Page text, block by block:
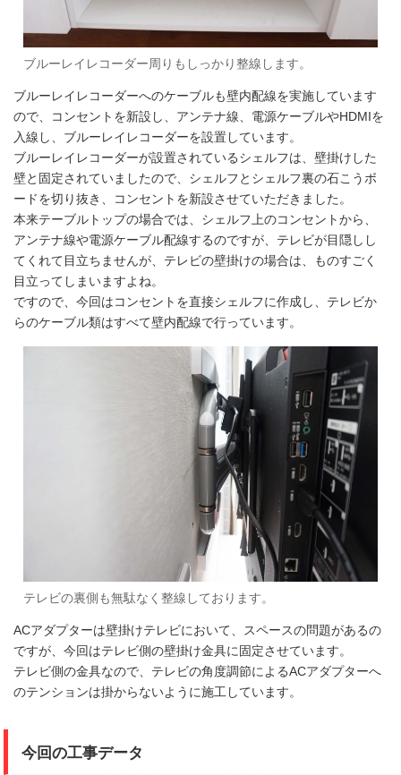
ブルーレイレコーダー周りもしっかり整線します。
ブルーレイレコーダーへのケーブルも壁内配線を実施しています
ので、コンセントを新設し、アンテナ線、電源ケーブルやHDMIを
入線し、ブルーレイレコーダーを設置しています。
ブルーレイレコーダーが設置されているシェルフは、壁掛けした
壁と固定されていましたので、シェルフとシェルフ裏の石こうボ
ードを切り抜き、コンセントを新設させていただきました。
本来テーブルトップの場合では、シェルフ上のコンセントから、
アンテナ線や電源ケーブル配線するのですが、テレビが目隠しし
てくれて目立ちませんが、テレビの壁掛けの場合は、ものすごく
目立ってしまいますよね。
ですので、今回はコンセントを直接シェルフに作成し、テレビか
らのケーブル類はすべて壁内配線で行っています。
テレビの裏側も無駄なく整線しております。
ACアダプターは壁掛けテレビにおいて、スペースの問題があるの
ですが、今回はテレビ側の壁掛け金具に固定させています。
テレビ側の金具なので、テレビの角度調節によるACアダプターへ
のテンションは掛からないように施工しています。
今回の工事データ